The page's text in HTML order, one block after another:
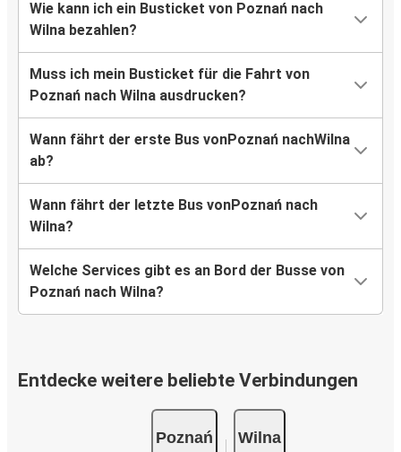
Wie kann ich ein Busticket von Poznań nach
Wilna bezahlen?
Muss ich mein Busticket für die Fahrt von
Poznań nach Wilna ausdrucken?
Wann fährt der erste Bus vonPoznań nachWilna
ab?
Wann fährt der letzte Bus vonPoznań nach
Wilna?
Welche Services gibt es an Bord der Busse von
Poznań nach Wilna?
Entdecke weitere beliebte Verbindungen
Poznań Wilna